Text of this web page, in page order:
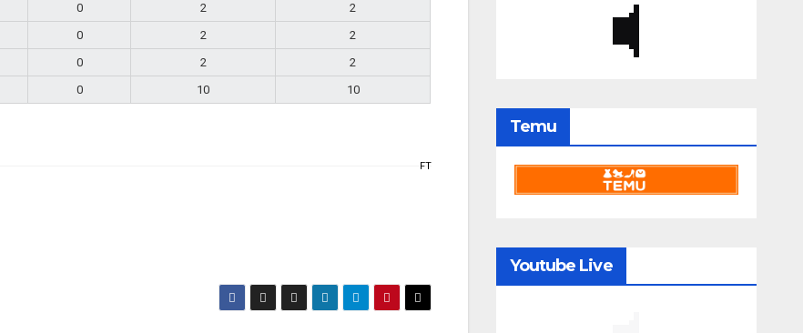
0 2
2
0 2
2
0 2
2
0 10 10
FT
Temu
Youtube Live